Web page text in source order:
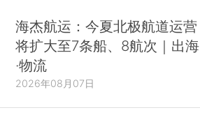
海杰航运：今夏北极航道运营
将扩大至7条船、8航次｜出海
·物流
2026年08月07日